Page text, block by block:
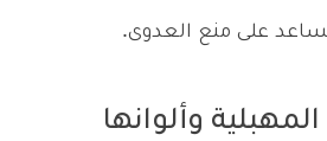
على منع العدوى.
وألوانها